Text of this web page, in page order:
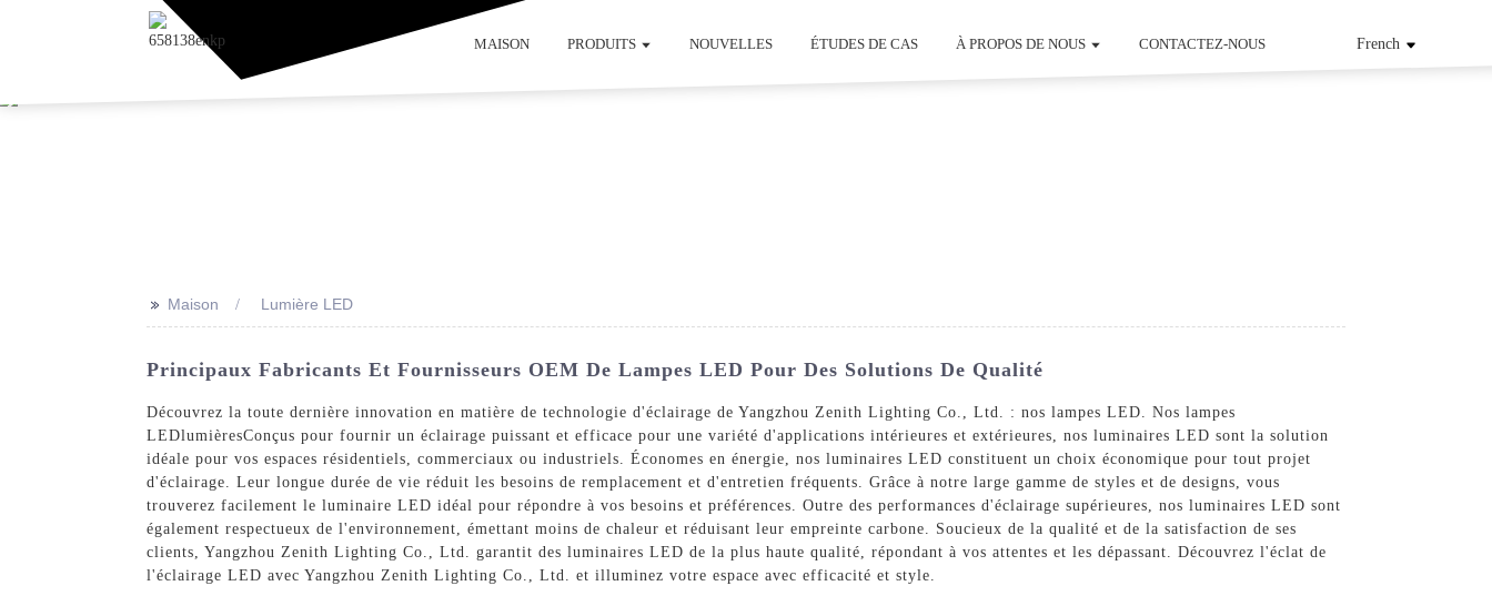
MAISON PRODUITS NOUVELLES ÉTUDES DE CAS À PROPOS DE NOUS CONTACTEZ-NOUS French
>> Maison Lumière LED
Principaux Fabricants Et Fournisseurs OEM De Lampes LED Pour Des Solutions De Qualité
Découvrez la toute dernière innovation en matière de technologie d'éclairage de Yangzhou Zenith Lighting Co., Ltd. : nos lampes LED. Nos lampes
LEDlumièresConçus pour fournir un éclairage puissant et efficace pour une variété d'applications intérieures et extérieures, nos luminaires LED sont la solution
idéale pour vos espaces résidentiels, commerciaux ou industriels. Économes en énergie, nos luminaires LED constituent un choix économique pour tout projet
d'éclairage. Leur longue durée de vie réduit les besoins de remplacement et d'entretien fréquents. Grâce à notre large gamme de styles et de designs, vous
trouverez facilement le luminaire LED idéal pour répondre à vos besoins et préférences. Outre des performances d'éclairage supérieures, nos luminaires LED sont
également respectueux de l'environnement, émettant moins de chaleur et réduisant leur empreinte carbone. Soucieux de la qualité et de la satisfaction de ses
clients, Yangzhou Zenith Lighting Co., Ltd. garantit des luminaires LED de la plus haute qualité, répondant à vos attentes et les dépassant. Découvrez l'éclat de
l'éclairage LED avec Yangzhou Zenith Lighting Co., Ltd. et illuminez votre espace avec efficacité et style.